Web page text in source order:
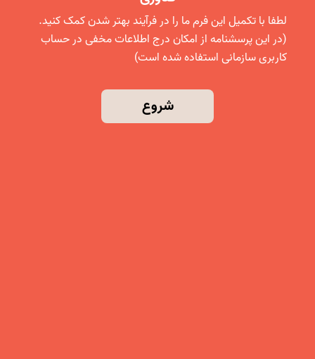
لطفا با تکمیل این فرم ما را در فرآیند بهتر شدن کمک کنید.
(در این پرسشنامه از امکان درج اطلاعات مخفی در حساب
کاربری سازمانی استفاده شده است)
شروع